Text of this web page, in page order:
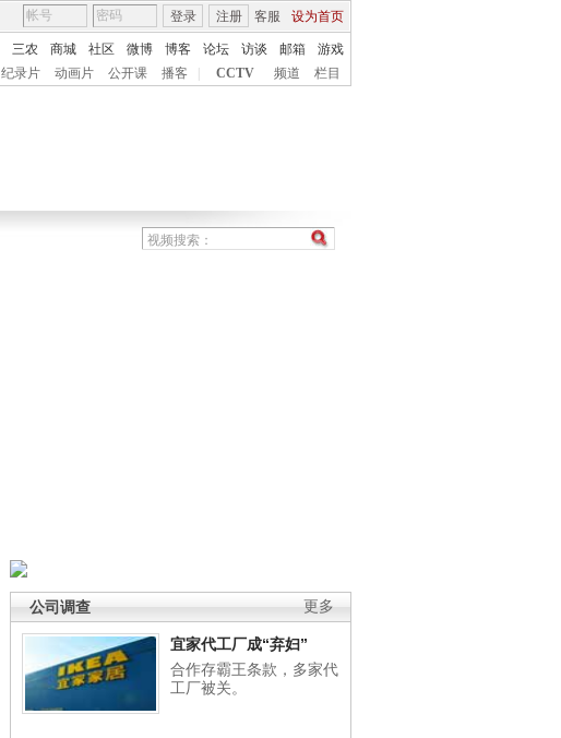
客服 设为首页
登录 注册
三农 商城 社区 微博 博客 论坛 访谈 邮箱
游戏
纪录片 动画片 公开课 播客 CCTV 频道 栏目
更多
公司调查
宜家代工厂成“弃妇”
合作存霸王条款，多家代
工厂被关。